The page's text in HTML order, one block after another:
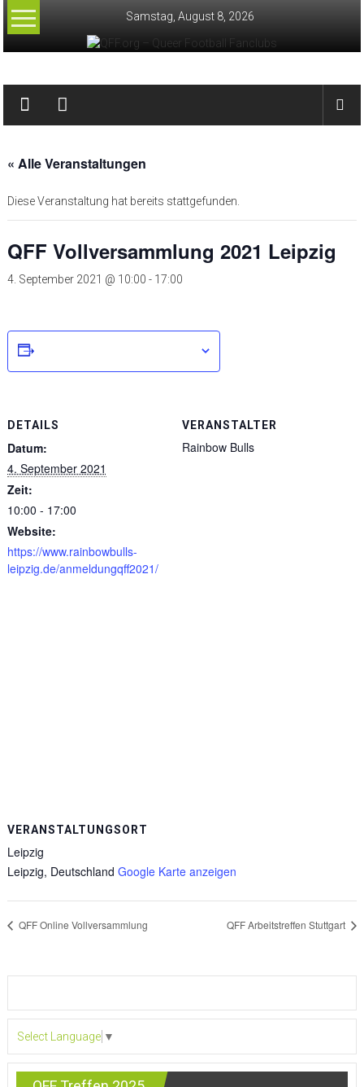
Zum
Inhalt
Samstag, August 8, 2026
QFF.org
–
Fanclubs
« Alle Veranstaltungen
Diese Veranstaltung hat bereits stattgefunden.
QFF Vollversammlung 2021 Leipzig
4. September 2021 @ 10:00 - 17:00
DETAILS
Datum:
4. September 2021
Zeit:
10:00 - 17:00
Website:
https://www.rainbowbulls-
leipzig.de/anmeldungqff2021/
VERANSTALTER
Rainbow Bulls
VERANSTALTUNGSORT
Leipzig
Leipzig, Deutschland Google Karte anzeigen
QFF Online Vollversammlung QFF Arbeitstreffen Stuttgart
Select Language ▼